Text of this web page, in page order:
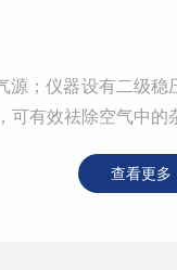
源；仪器设有二级稳
可有效祛除空气中的
查看更